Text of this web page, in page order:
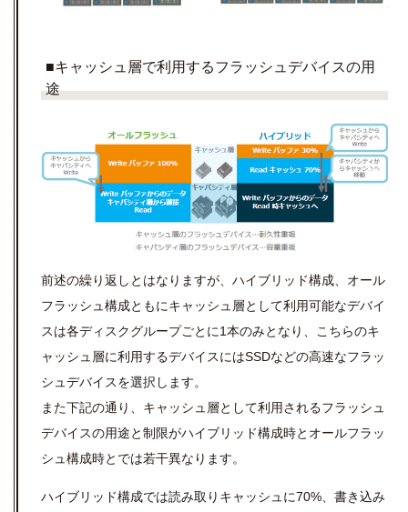
■キャッシュ層で利用するフラッシュデバイスの用
途
前述の繰り返しとはなりますが、ハイブリッド構成、オール
フラッシュ構成ともにキャッシュ層として利用可能なデバイ
スは各ディスクグループごとに1本のみとなり、こちらのキ
ャッシュ層に利用するデバイスにはSSDなどの高速なフラッ
シュデバイスを選択します。
また下記の通り、キャッシュ層として利用されるフラッシュ
デバイスの用途と制限がハイブリッド構成時とオールフラッ
シュ構成時とでは若干異なります。
ハイブリッド構成では読み取りキャッシュに70%、書き込み